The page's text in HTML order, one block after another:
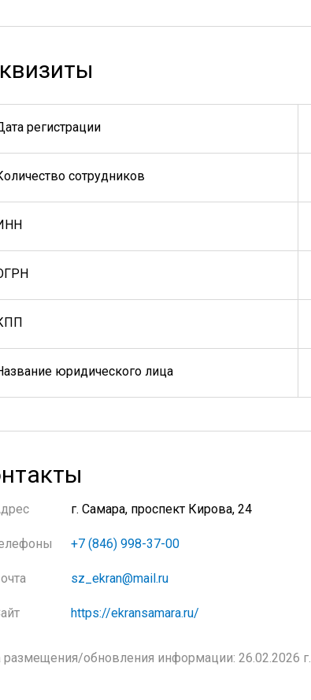
регистрации
сотрудников
юридического лица
г. Самара, проспект Кирова, 24
+7 (846) 998-37-00
sz_ekran@mail.ru
https://ekransamara.ru/
размещения/обновления информации: 26.02.2026 г.